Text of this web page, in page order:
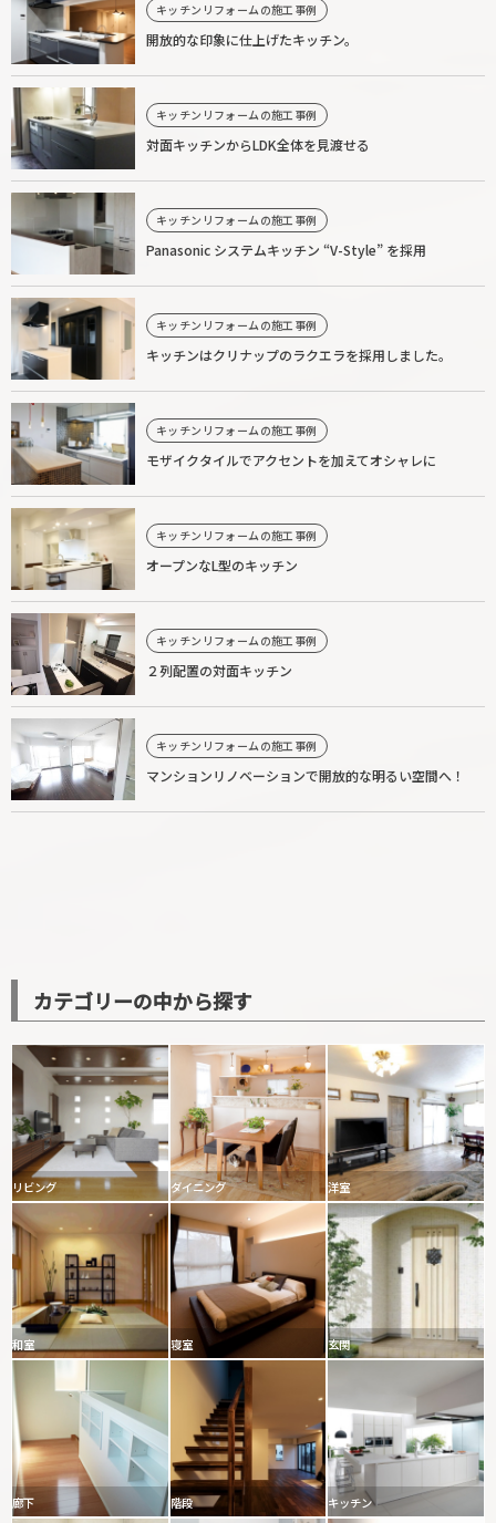
キッチンリフォームの施工事例
開放的な印象に仕上げたキッチン。
キッチンリフォームの施工事例
対面キッチンからLDK全体を見渡せる
キッチンリフォームの施工事例
Panasonic システムキッチン “V-Style” を採用
キッチンリフォームの施工事例
キッチンはクリナップのラクエラを採用しました。
キッチンリフォームの施工事例
モザイクタイルでアクセントを加えてオシャレに
キッチンリフォームの施工事例
オープンなL型のキッチン
キッチンリフォームの施工事例
２列配置の対面キッチン
キッチンリフォームの施工事例
マンションリノベーションで開放的な明るい空間へ！
カテゴリーの中から探す
リビング ダイニング 洋室
和室 寝室 玄関
廊下 階段 キッチン